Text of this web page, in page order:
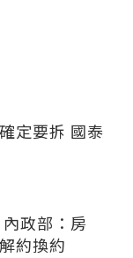
定要拆 國泰
政部：房
約換約